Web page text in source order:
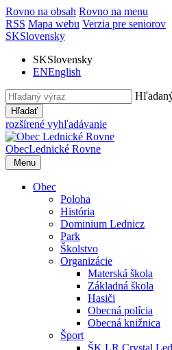
Rovno na obsah Rovno na menu
RSS Mapa webu Verzia pre seniorov
SKSlovensky
SKSlovensky
ENEnglish
Hľadať
rozšírené vyhľadávanie
ObecLednické Rovne
Menu
Obec
Poloha
História
Dominium Lednicz
Park
Školstvo
Organizácie
Materská škola
Základná škola
Hasiči
Obecná polícia
Obecná knižnica
Šport
ŠK LR Crystal